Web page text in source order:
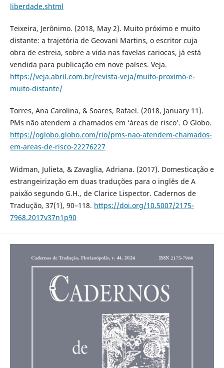
liberdade.shtml
Teixeira, Jerônimo. (2018, May 2). Muito próximo e muito
distante: a trajetória de Geovani Martins, o escritor cuja
obra de estreia, sobre a vida nas favelas cariocas, já está
vendida para publicação em nove países. Veja.
https://veja.abril.com.br/revista-veja/muito-proximo-e-
muito-distante/
Torres, Ana Carolina, & Soares, Rafael. (2018, January 11).
PMs não atendem a chamados em ‘áreas de risco’. O Globo.
https://oglobo.globo.com/rio/pms-nao-atendem-chamados-
em-areas-de-risco-22276227
Widman, Julieta, & Zavaglia, Adriana. (2017). Domesticação e
estrangeirização em duas traduções para o inglês de A
paixão segundo G.H., de Clarice Lispector. Cadernos de
Tradução, 37(1), 90–118. https://doi.org/10.5007/2175-
7968.2017v37n1p90